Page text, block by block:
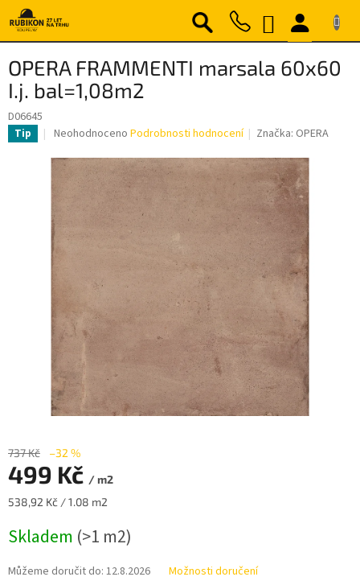
Přejít
na
obsah
NÁKUPNÍ
KOŠÍK
OPERA FRAMMENTI marsala 60x60
I.j. bal=1,08m2
D06645
Tip
Průměrné
produktu
je
5
hvězdiček.
Neohodnoceno Podrobnosti hodnocení Značka: OPERA
737 Kč –32 %
499 Kč / m2
Měrná
538,92 Kč / 1.08 m2
Skladem (>1 m2)
Můžeme doručit do: 12.8.2026 Možnosti doručení